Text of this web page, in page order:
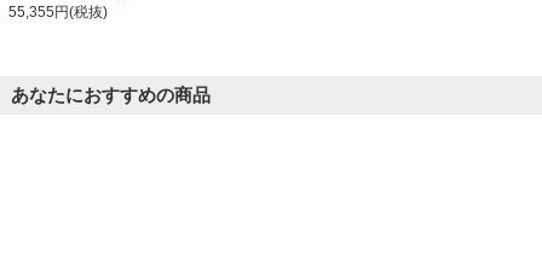
55,355円(税抜)
あなたにおすすめの商品